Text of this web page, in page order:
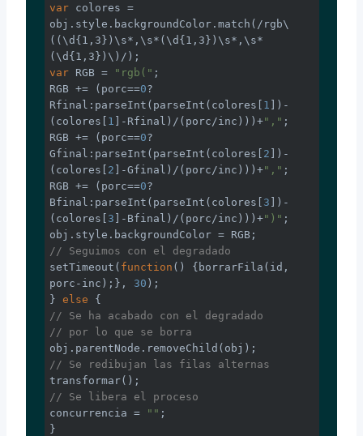
var colores =
obj.style.backgroundColor.match( /rgb\
((\d{1,3})\s*,\s*(\d{1,3})\s*,\s*
(\d{1,3})\)/
var RGB = "rgb(" ;
RGB += (porc==0?
Rfinal: parseInt ( parseInt (colores[ 1 ])-
(colores[ 1 ]-Rfinal)/(porc/inc)))+"," ;
RGB += (porc==0?
Gfinal: parseInt ( parseInt (colores[ 2 ])-
(colores[ 2 ]-Gfinal)/(porc/inc)))+"," ;
RGB += (porc==0?
Bfinal: parseInt ( parseInt (colores[ 3 ])-
(colores[ 3 ]-Bfinal)/(porc/inc)))+")" ;
// Seguimos con el degradado
setTimeout( function ( ) {borrarFila(id,
porc-inc);}, 30 );
} else
// Se ha acabado con el degradado
// por lo que se borra
// Se redibujan las filas alternas
// Se libera el proceso
concurrencia =
"" ;
}